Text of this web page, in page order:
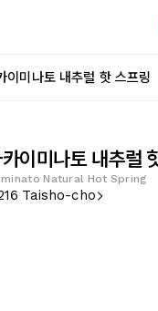
이미나토 내추럴 핫 스프링
이미나토 내추럴
Natural Hot Spring
Taisho-cho